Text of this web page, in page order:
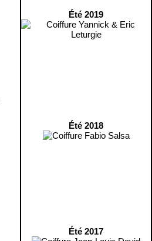
Été 2019
Été 2018
Été 2017